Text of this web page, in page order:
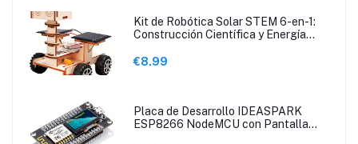
Kit de Robótica Solar STEM 6-en-1:
Construcción Científica y Energía
€8.99
Placa de Desarrollo IDEASPARK
ESP8266 NodeMCU con Pantalla